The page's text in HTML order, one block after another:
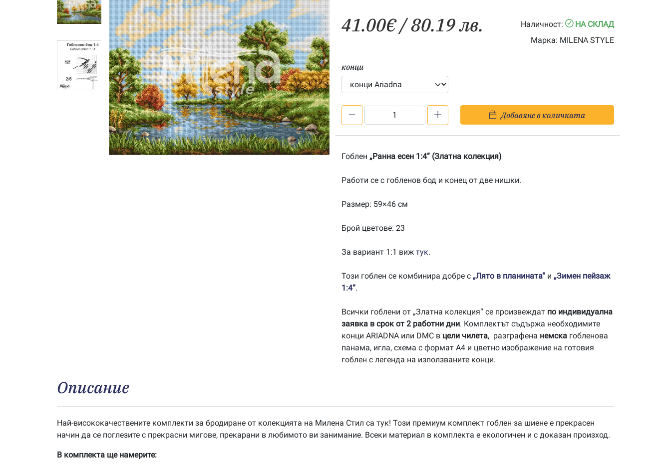
41.00€/ 80.19 лв. Наличност:
НА СКЛАД
Марка: MILENA STYLE
конци
есен
201900030
Добавяне в количката
Гоблен „Ранна есен 1:4” (Златна колекция)
Работи се с гобленов бод и конец от две нишки.
Размер: 59×46 см
Брой цветове: 23
За вариант 1:1 виж тук.
Този гоблен се комбинира добре с „Лято в планината“ и „Зимен пейзаж
1:4“.
Всички гоблени от „Златна колекция“ се произвеждат по индивидуална
заявка в срок от 2 работни дни. Комплектът съдържа необходимите
конци ARIADNA или DMC в цели чилета, разграфена немска гобленова
панама, игла, схема с формат А4 и цветно изображение на готовия
гоблен с легенда на използваните конци.
Описание
Най-висококачествените комплекти за бродиране от колекцията на Милена Стил са тук! Този премиум комплект гоблен за шиене е прекрасен
начин да се поглезите с прекрасни мигове, прекарани в любимото ви занимание. Всеки материал в комплекта е екологичен и с доказан произход.
В комплекта ще намерите: